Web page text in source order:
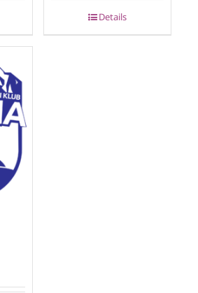
Details